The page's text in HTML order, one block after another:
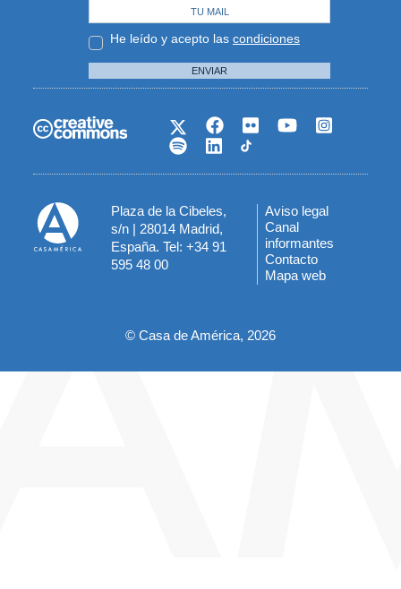
He leído y acepto las condiciones
ENVIAR
Plaza de la Cibeles,
s/n | 28014 Madrid,
España. Tel: +34 91
595 48 00
Menú
del
pie
Aviso legal
Canal
informantes
Contacto
Mapa web
© Casa de América, 2026